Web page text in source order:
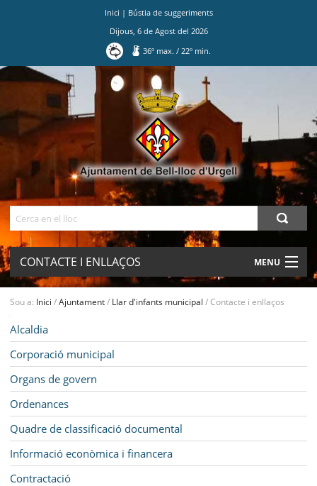
Inici | Bústia de suggeriments
Dijous, 6de Agostdel 2026
36º max./ 22º min.
CONTACTE I ENLLAÇOS MENU
MUNICIPI
SEU ELECTRÒNICA
BELL-LLOC SOLUCIONA
Sou a: Inici /Ajuntament/ Llar d'infants municipal /Contacte i enllaços
Alcaldia
Corporació municipal
Organs de govern
Ordenances
Quadre de classificació documental
Informació econòmica i financera
Contractació